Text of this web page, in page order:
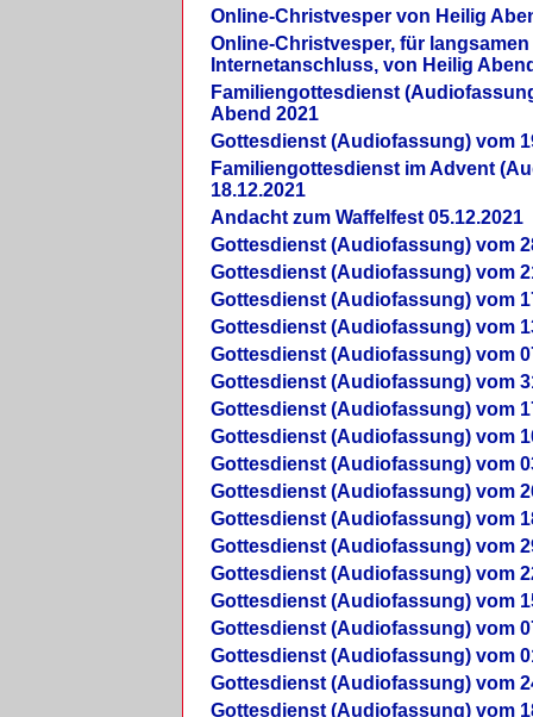
Online-Christvesper von Heilig
Online-Christvesper, für langsamen
Internetanschluss, von Heilig
Familiengottesdienst
Abend 2021
Gottesdienst (Audiofassung) vom
Familiengottesdienst im Advent
18.12.2021
Andacht zum Waffelfest 05.12.2021
Gottesdienst (Audiofassung) vom
Gottesdienst (Audiofassung) vom
Gottesdienst (Audiofassung) vom
Gottesdienst (Audiofassung) vom
Gottesdienst (Audiofassung) vom
Gottesdienst (Audiofassung) vom
Gottesdienst (Audiofassung) vom
Gottesdienst (Audiofassung) vom
Gottesdienst (Audiofassung) vom
Gottesdienst (Audiofassung) vom
Gottesdienst (Audiofassung) vom
Gottesdienst (Audiofassung) vom
Gottesdienst (Audiofassung) vom
Gottesdienst (Audiofassung) vom
Gottesdienst (Audiofassung) vom
Gottesdienst (Audiofassung) vom
Gottesdienst (Audiofassung) vom
Gottesdienst (Audiofassung) vom